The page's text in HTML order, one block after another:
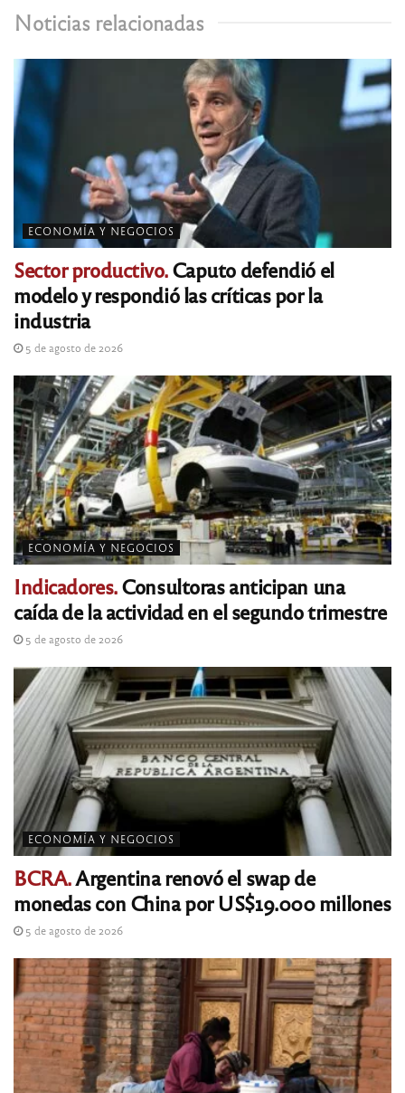
Noticias relacionadas
ECONOMÍA Y NEGOCIOS
Sector productivo.Caputo defendió el
modelo y respondió las críticas por la
industria
5 de agosto de 2026
ECONOMÍA Y NEGOCIOS
Indicadores.Consultoras anticipan una
caída de la actividad en el segundo trimestre
5 de agosto de 2026
ECONOMÍA Y NEGOCIOS
BCRA.Argentina renovó el swap de
monedas con China por US$19.000 millones
5 de agosto de 2026